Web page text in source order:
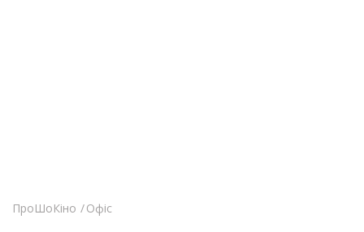
ПроШоКіно Офіс